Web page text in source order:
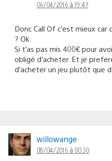
06/04/2016 à 19:47
Donc Call Of c’est mieux car
? Ok.
Si t’as pas mis 400€ pour
obligé d’acheter. Et je
d’acheter un jeu plutôt que
willowange
08/04/2016 à 00:30